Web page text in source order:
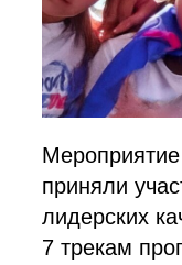
приняли
лидерских
7 трекам